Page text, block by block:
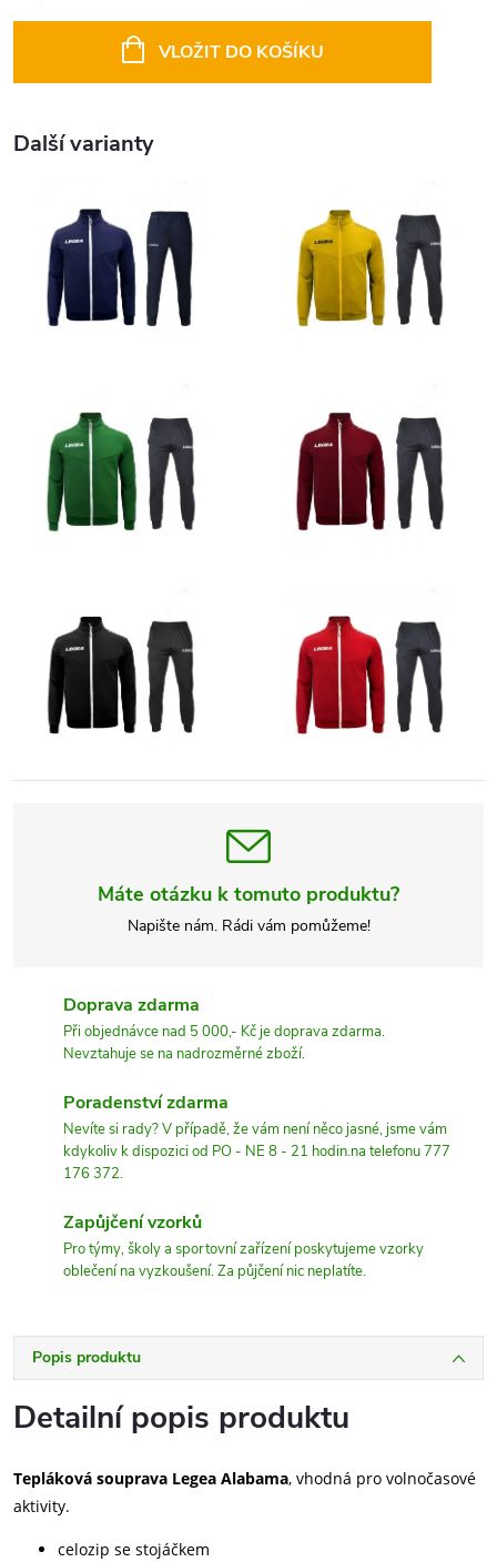
VLOŽIT DO KOŠÍKU
Další varianty
Máte otázku k tomuto produktu?
Napište nám. Rádi vám pomůžeme!
Doprava zdarma
Při objednávce nad 5 000,- Kč je doprava zdarma.
Nevztahuje se na nadrozměrné zboží.
Poradenství zdarma
Nevíte si rady? V případě, že vám není něco jasné, jsme vám
kdykoliv k dispozici od PO - NE 8 - 21 hodin.na telefonu 777
176 372.
Zapůjčení vzorků
Pro týmy, školy a sportovní zařízení poskytujeme vzorky
oblečení na vyzkoušení. Za půjčení nic neplatíte.
Popis produktu
Detailní popis produktu
Tepláková souprava Legea Alabama, vhodná pro volnočasové
aktivity.
celozip se stojáčkem